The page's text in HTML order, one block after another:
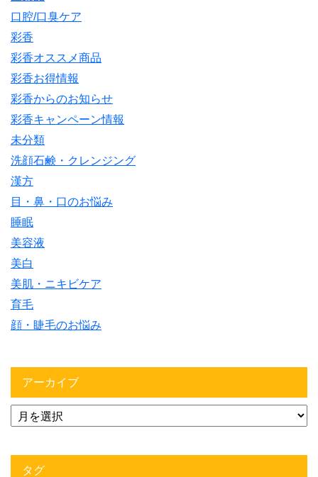
口腔/口臭ケア
彩香
彩香オススメ商品
彩香お得情報
彩香からのお知らせ
彩香キャンペーン情報
未分類
洗顔石鹸・クレンジング
漢方
目・鼻・口のお悩み
睡眠
美容液
美白
美肌・ニキビケア
育毛
顔・睫毛のお悩み
アーカイブ
タグ